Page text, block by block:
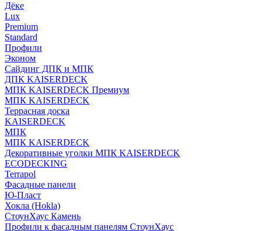
Дёке
Lux
Premium
Standard
Профили
Эконом
Сайдинг ДПК и МПК
ДПК KAISERDECK
МПК KAISERDECK Премиум
МПК KAISERDECK
Террасная доска
KAISERDECK
МПК
МПК KAISERDECK
Декоративные уголки МПК KAISERDECK
ECODECKING
Terrapol
Фасадные панели
Ю-Пласт
Хокла (Hokla)
СтоунХаус Камень
Профили к фасадным панелям СтоунХаус